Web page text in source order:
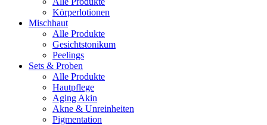
Körperlotionen
Mischhaut
Alle Produkte
Gesichtstonikum
Peelings
Sets & Proben
Alle Produkte
Hautpflege
Aging Akin
Akne & Unreinheiten
Pigmentation